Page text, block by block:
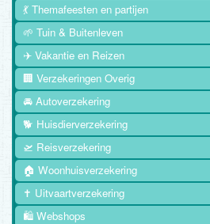
💃 Themafeesten en partijen
🌱 Tuin & Buitenleven
✈️ Vakantie en Reizen
🏢 Verzekeringen Overig
🚘 Autoverzekering
🐕 Huisdierverzekering
🛫 Reisverzekering
🏠 Woonhuisverzekering
✝️ Uitvaartverzekering
🛍️ Webshops